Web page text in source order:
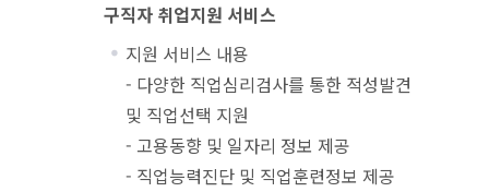
구직자 취업지원 서비스
지원 서비스 내용
- 다양한 직업심리검사를 통한 적성발견
및 직업선택 지원
- 고용동향 및 일자리 정보 제공
- 직업능력진단 및 직업훈련정보 제공